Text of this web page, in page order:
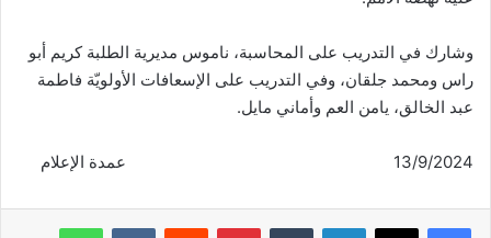
وشارك في التدريب على المحاسبة، ناموس مديرية الطلبة كريم أبو
راس ومحمد جلقان، وفي التدريب على الإسعافات الأولويّة فاطمة
عبد الخالق، يامن العم وأماني مايل.
13/9/2024 عمدة الإعلام
فيسبوك لينكدإن بينتيريست